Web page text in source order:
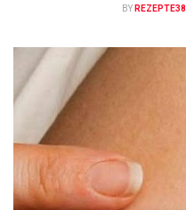
BY REZEPTE38